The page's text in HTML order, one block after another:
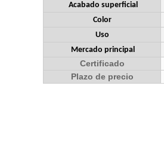
Acabado superficial
Color
Uso
Mercado principal
Certificado
Plazo de precio